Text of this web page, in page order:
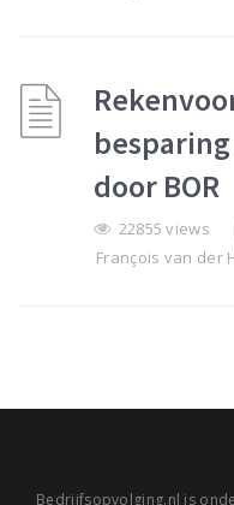
door BOR
22855 views
François van der
Bedrijfsopvolging.nl is